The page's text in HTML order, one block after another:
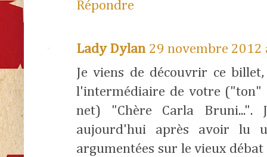
Répondre
Lady Dylan 29 novembre 2012
Je viens de découvrir ce
l'intermédiaire de votre ("ton"
net) "Chère Carla
aujourd'hui après avoir lu
argumentées sur le vieux